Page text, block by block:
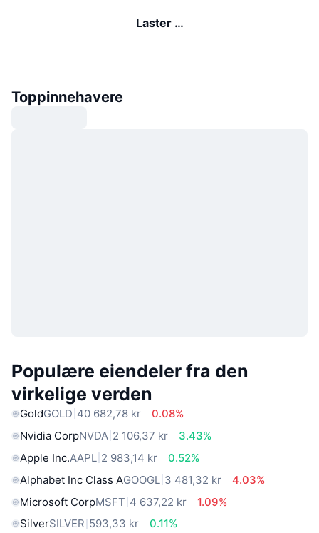
Laster …
Toppinnehavere
Populære eiendeler fra den
virkelige verden
GoldGOLD 40 682,78 kr
0.08%
Nvidia CorpNVDA 2 106,37 kr
3.43%
Apple Inc.AAPL 2 983,14 kr
0.52%
Alphabet Inc Class AGOOGL 3 481,32 kr
4.03%
Microsoft CorpMSFT 4 637,22 kr
1.09%
SilverSILVER 593,33 kr
0.11%